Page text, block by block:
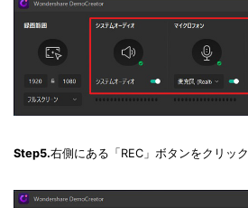
Step5.右側にある「REC」ボタンをクリック